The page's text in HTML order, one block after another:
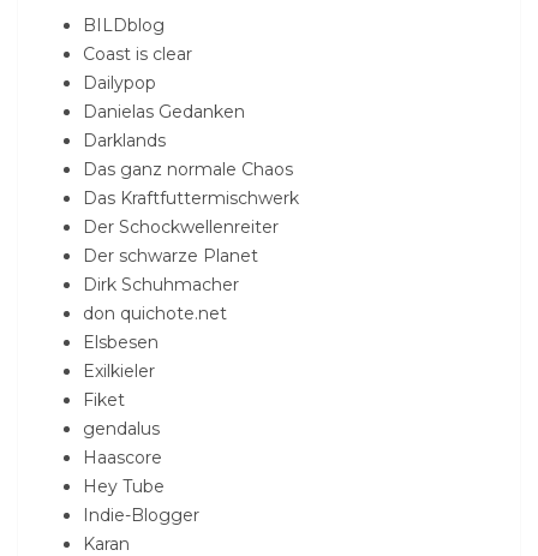
BILDblog
Coast is clear
Dailypop
Danielas Gedanken
Darklands
Das ganz normale Chaos
Das Kraftfuttermischwerk
Der Schockwellenreiter
Der schwarze Planet
Dirk Schuhmacher
don quichote.net
Elsbesen
Exilkieler
Fiket
gendalus
Haascore
Hey Tube
Indie-Blogger
Karan